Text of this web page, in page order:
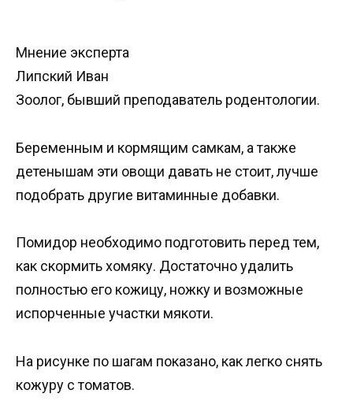
Мнение эксперта
Липский Иван
Зоолог, бывший преподаватель родентологии.
Беременным и кормящим самкам, а также
детенышам эти овощи давать не стоит, лучше
подобрать другие витаминные добавки.
Помидор необходимо подготовить перед тем,
как скормить хомяку. Достаточно удалить
полностью его кожицу, ножку и возможные
испорченные участки мякоти.
На рисунке по шагам показано, как легко снять
кожуру с томатов.